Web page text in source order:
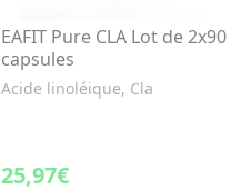
EAFIT Pure CLA Lot de 2x90
capsules
Acide linoléique, Cla
25,97€